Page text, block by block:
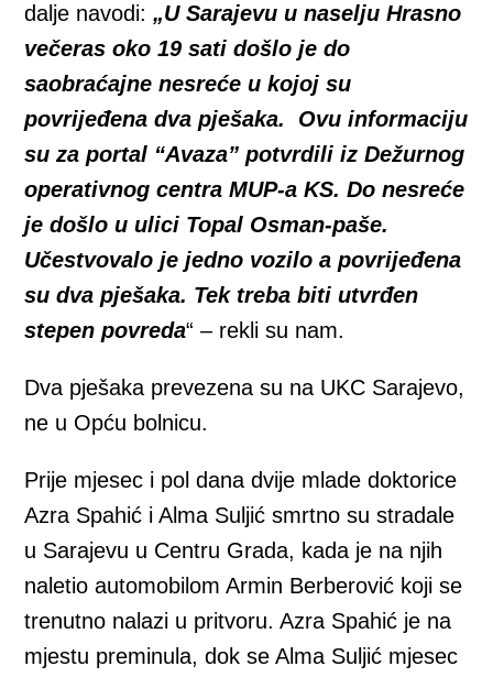
dalje navodi:„U Sarajevu u naselju Hrasno
večeras oko 19 sati došlo je do
saobraćajne nesreće u kojoj su
povrijeđena dva pješaka. Ovu informaciju
su za portal “Avaza” potvrdili iz Dežurnog
operativnog centra MUP-a KS. Do nesreće
je došlo u ulici Topal Osman-paše.
Učestvovalo je jedno vozilo a povrijeđena
su dva pješaka. Tek treba biti utvrđen
stepen povreda“ – rekli su nam.
Dva pješaka prevezena su na UKC Sarajevo,
ne u Opću bolnicu.
Prije mjesec i pol dana dvije mlade doktorice
Azra Spahić i Alma Suljić smrtno su stradale
u Sarajevu u Centru Grada, kada je na njih
naletio automobilom Armin Berberović koji se
trenutno nalazi u pritvoru. Azra Spahić je na
mjestu preminula, dok se Alma Suljić mjesec